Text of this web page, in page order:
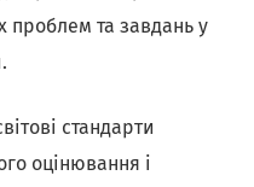
проблем та завдань у
стандарти
оцінювання і